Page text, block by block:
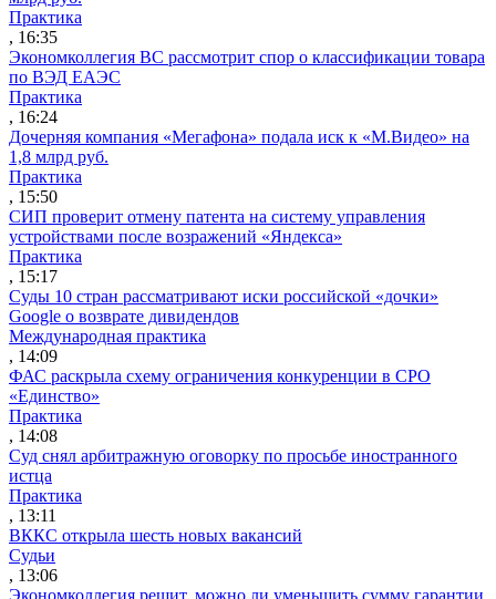
Практика
, 16:35
Экономколлегия ВС рассмотрит спор о классификации товара
по ВЭД ЕАЭС
Практика
, 16:24
Дочерняя компания «Мегафона» подала иск к «М.Видео» на
1,8 млрд руб.
Практика
, 15:50
СИП проверит отмену патента на систему управления
устройствами после возражений «Яндекса»
Практика
, 15:17
Суды 10 стран рассматривают иски российской «дочки»
Google о возврате дивидендов
Международная практика
, 14:09
ФАС раскрыла схему ограничения конкуренции в СРО
«Единство»
Практика
, 14:08
Суд снял арбитражную оговорку по просьбе иностранного
истца
Практика
, 13:11
ВККС открыла шесть новых вакансий
Судьи
, 13:06
Экономколлегия решит, можно ли уменьшить сумму гарантии